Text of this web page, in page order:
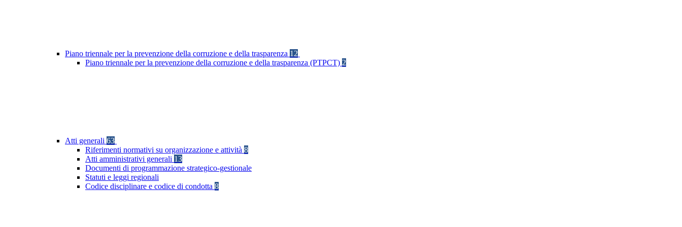
Piano triennale per la prevenzione della corruzione e della trasparenza 12
Piano triennale per la prevenzione della corruzione e della trasparenza (PTPCT) 2
Atti generali 63
Riferimenti normativi su organizzazione e attività 8
Atti amministrativi generali 13
Documenti di programmazione strategico-gestionale
Statuti e leggi regionali
Codice disciplinare e codice di condotta 8